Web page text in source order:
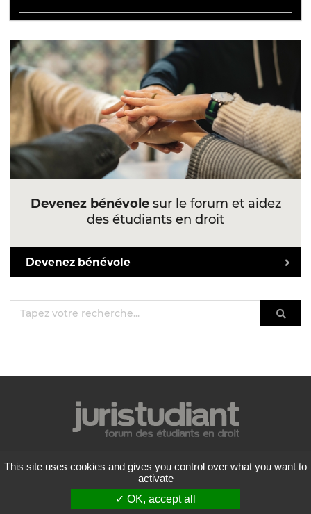
Devenez bénévolesur le forum et aidez
des étudiants en droit
Devenez bénévole
Mentions légales
Politique de confidentialité
Conditions générales d'utilisation
Liste des forums
This site uses cookies and gives you control over what you want to
activate
✓ OK, accept all